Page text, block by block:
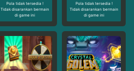
Pola tidak tersedia !
Tidak disarankan bermain
di game ini
Pola tidak tersedia !
Tidak disarankan bermain
di game ini